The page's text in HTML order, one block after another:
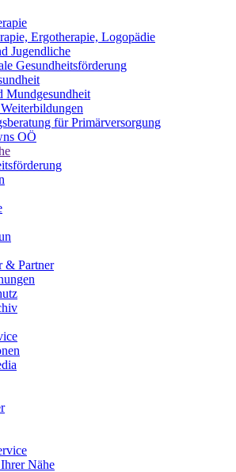
Ergotherapie, Logopädie
Jugendliche
Gesundheitsförderung
Mundgesundheit
für Primärversorgung
OÖ
& Partner
Nähe